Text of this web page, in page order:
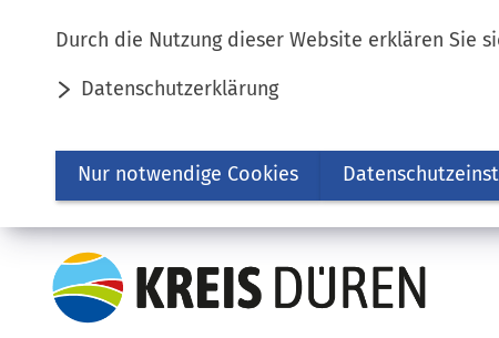
Durch die Nutzung dieser Website erklären Sie
Datenschutzerklärung
Nur notwendige Cookies
Inhalt anspringen